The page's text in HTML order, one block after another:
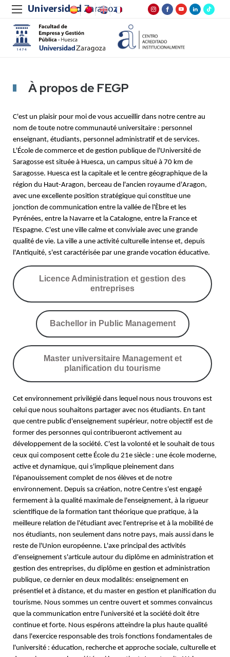
À propos de FEGP
C'est un plaisir pour moi de vous accueillir dans notre centre au
nom de toute notre communauté universitaire : personnel
enseignant, étudiants, personnel administratif et de services.
L'École de commerce et de gestion publique de l'Université de
Saragosse est située à Huesca, un campus situé à 70 km de
Saragosse. Huesca est la capitale et le centre géographique de la
région du Haut-Aragon, berceau de l'ancien royaume d'Aragon,
avec une excellente position stratégique qui constitue une
jonction de communication entre la vallée de l'Èbre et les
Pyrénées, entre la Navarre et la Catalogne, entre la France et
l'Espagne. C'est une ville calme et conviviale avec une grande
qualité de vie. La ville a une activité culturelle intense et, depuis
l'Antiquité, s'est caractérisée par une grande vocation éducative.
Licence Administration et gestion des
entreprises
Bachellor in Public Management
Master universitaire Management et
planification du tourisme
Cet environnement privilégié dans lequel nous nous trouvons est
celui que nous souhaitons partager avec nos étudiants. En tant
que centre public d'enseignement supérieur, notre objectif est de
former des personnes qui contribueront activement au
développement de la société. C'est la volonté et le souhait de tous
ceux qui composent cette École du 21e siècle : une école moderne,
active et dynamique, qui s'implique pleinement dans
l'épanouissement complet de nos élèves et de notre
environnement. Depuis sa création, notre Centre s'est engagé
fermement à la qualité maximale de l'enseignement, à la rigueur
scientifique de la formation tant théorique que pratique, à la
meilleure relation de l'étudiant avec l'entreprise et à la mobilité de
nos étudiants, non seulement dans notre pays, mais aussi dans le
reste de l'Union européenne. L'axe principal des activités
d'enseignement s'articule autour du diplôme en administration et
gestion des entreprises, du diplôme en gestion et administration
publique, ce dernier en deux modalités: enseignement en
présentiel et à distance, et du master en gestion et planification du
tourisme. Nous sommes un centre ouvert et sommes convaincus
que la communication entre l'université et la société doit être
continue et forte. Nous espérons atteindre la plus haute qualité
dans l'exercice responsable des trois fonctions fondamentales de
l'université : éducation, recherche et approche sociale, culturelle et